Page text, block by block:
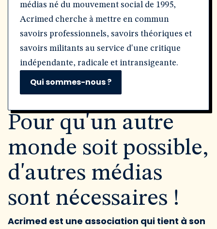
médias né du mouvement social de 1995,
Acrimed cherche à mettre en commun
savoirs professionnels, savoirs théoriques et
savoirs militants au service d'une critique
indépendante, radicale et intransigeante.
Qui sommes-nous ?
Pour qu'un autre
monde soit possible,
d'autres médias
sont nécessaires !
Acrimed est une association qui tient à son